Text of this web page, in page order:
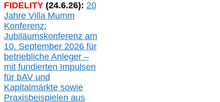
FIDELITY (24.6.26): 20
Jahre Villa Mumm
Konferenz:
Jubiläumskonferenz am
10. September 2026 für
betriebliche Anleger –
mit fundierten Impulsen
für bAV und
Kapitalmärkte sowie
Praxisbeispielen aus